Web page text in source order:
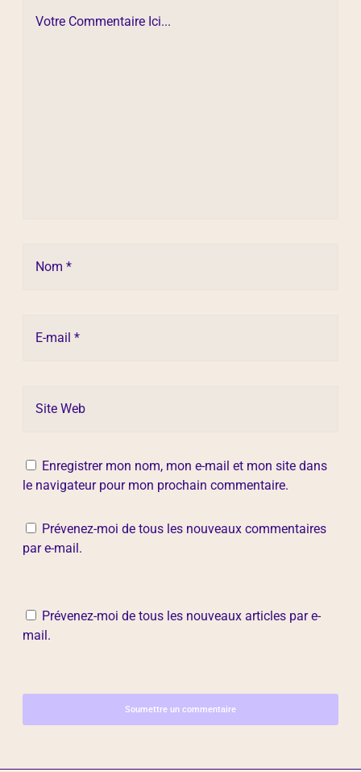
Votre Commentaire Ici...
Nom *
E-mail *
Site Web
Enregistrer mon nom, mon e-mail et mon site dans
le navigateur pour mon prochain commentaire.
Prévenez-moi de tous les nouveaux commentaires
par e-mail.
Prévenez-moi de tous les nouveaux articles par e-
mail.